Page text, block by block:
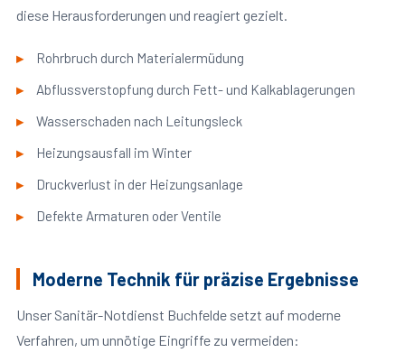
diese Herausforderungen und reagiert gezielt.
Rohrbruch durch Materialermüdung
Abflussverstopfung durch Fett- und Kalkablagerungen
Wasserschaden nach Leitungsleck
Heizungsausfall im Winter
Druckverlust in der Heizungsanlage
Defekte Armaturen oder Ventile
Moderne Technik für präzise Ergebnisse
Unser Sanitär-Notdienst Buchfelde setzt auf moderne
Verfahren, um unnötige Eingriffe zu vermeiden: